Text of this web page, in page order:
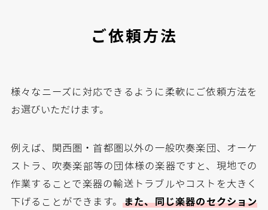
ご依頼方法
様々なニーズに対応できるように柔軟にご依頼方法を
お選びいただけます。
例えば、関西圏・首都圏以外の一般吹奏楽団、オーケ
ストラ、吹奏楽部等の団体様の楽器ですと、現地での
作業することで楽器の輸送トラブルやコストを大きく
下げることができます。また、同じ楽器のセクション